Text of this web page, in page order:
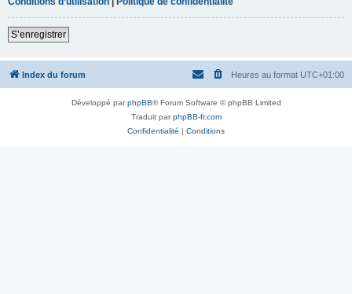
S’enregistrer
Index du forum Heures au format UTC+01:00
Développé parphpBB® Forum Software © phpBB Limited
Traduit parphpBB-fr.com
Confidentialité | Conditions